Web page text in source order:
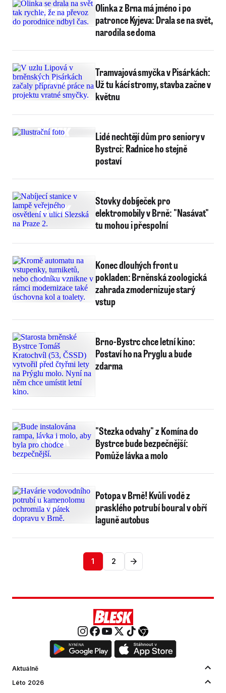
Olinka z Brna má jméno i po
patronce Kyjeva: Drala se na svět,
narodila se doma
Tramvajová smyčka v Pisárkách:
Už tu kácí stromy, stavba začne v
květnu
Lidé nechtějí dům pro seniory v
Bystrci: Radnice ho stejně
postaví
Stovky dobíječek pro
elektromobily v Brně: "Nasávat"
tu mohou i přespolní
Konec dlouhých front u
pokladen: Brněnská zoologická
zahrada zmodernizuje starý
vstup
Brno-Bystrc chce letní kino:
Postaví ho na Pryglu a bude
zdarma
"Stezka odvahy" z Komína do
Bystrce bude bezpečnější:
Pomůže lávka a molo
Potopa v Brně! Kvůli vodě z
prasklého potrubí boural v obří
laguně autobus
1 2
Aktuálně
Léto 2026